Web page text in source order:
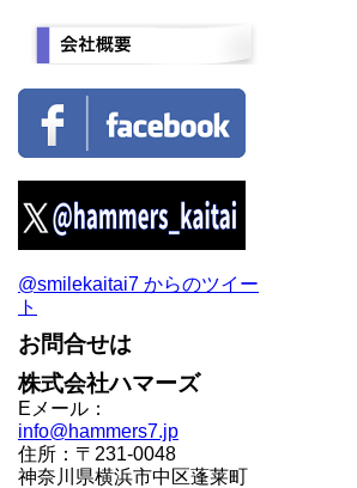
@smilekaitai7 からのツイー
ト
お問合せは
株式会社ハマーズ
Eメール：
info@hammers7.jp
住所：〒231-0048
神奈川県横浜市中区蓬莱町